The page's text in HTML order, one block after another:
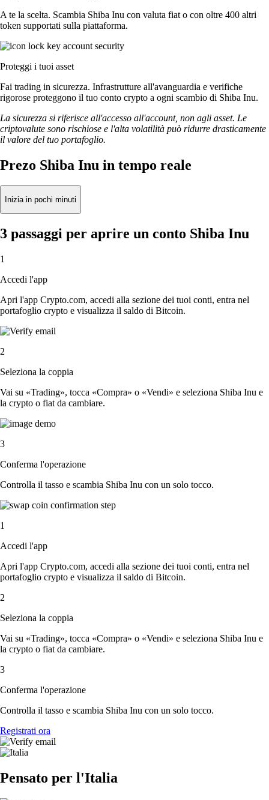
A te la scelta. Scambia Shiba Inu con valuta fiat o con oltre 400 altri
token supportati sulla piattaforma.
Proteggi i tuoi asset
Fai trading in sicurezza. Infrastrutture all'avanguardia e verifiche
rigorose proteggono il tuo conto crypto a ogni scambio di Shiba Inu.
La sicurezza si riferisce all'accesso all'account, non agli asset. Le
criptovalute sono rischiose e l'alta volatilità può ridurre drasticamente
il valore del tuo portafoglio.
Prezo Shiba Inu in tempo reale
Inizia in pochi minuti
3 passaggi per aprire un conto Shiba Inu
1
Accedi l'app
Apri l'app Crypto.com, accedi alla sezione dei tuoi conti, entra nel
portafoglio crypto e visualizza il saldo di Bitcoin.
2
Seleziona la coppia
Vai su «Trading», tocca «Compra» o «Vendi» e seleziona Shiba Inu e
la crypto o fiat da cambiare.
3
Conferma l'operazione
Controlla il tasso e scambia Shiba Inu con un solo tocco.
1
Accedi l'app
Apri l'app Crypto.com, accedi alla sezione dei tuoi conti, entra nel
portafoglio crypto e visualizza il saldo di Bitcoin.
2
Seleziona la coppia
Vai su «Trading», tocca «Compra» o «Vendi» e seleziona Shiba Inu e
la crypto o fiat da cambiare.
3
Conferma l'operazione
Controlla il tasso e scambia Shiba Inu con un solo tocco.
Registrati ora
Pensato per l'Italia